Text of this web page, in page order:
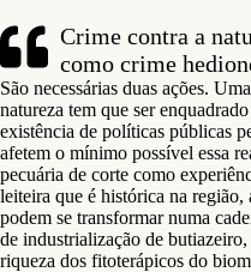
Crime contra a
como crime
São necessárias duas ações.
natureza tem que ser
existência de políticas públicas
afetem o mínimo possível essa
pecuária de corte como
leiteira que é histórica na região,
podem se transformar numa
de industrialização de
riqueza dos fitoterápicos do